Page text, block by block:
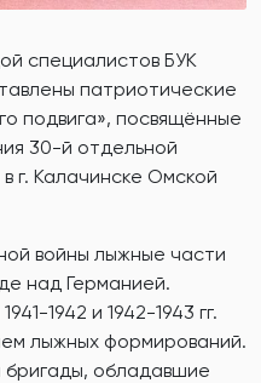
специалистов БУК
патриотические
подвига», посвящённые
30-й отдельной
г. Калачинске Омской
войны лыжные части
над Германией.
1942 и 1942-1943 гг.
лыжных формирований.
обладавшие